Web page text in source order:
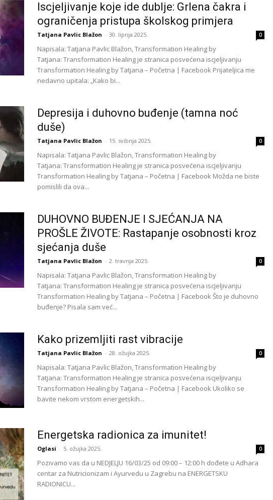
Iscjeljivanje koje ide dublje: Grlena čakra i
ograničenja pristupa školskog primjera
Tatjana Pavlic Blažon - 30. lipnja 2025. 0
Napisala: Tatjana Pavlic Blažon, Transformation Healing by
Tatjana: Transformation Healing je stranica posvećena iscjeljivanju
Transformation Healing by Tatjana – Početna | Facebook Prijateljica me
nedavno upitala: „Kako bi...
Depresija i duhovno buđenje (tamna noć
duše)
Tatjana Pavlic Blažon - 15. svibnja 2025. 0
Napisala: Tatjana Pavlic Blažon, Transformation Healing by
Tatjana: Transformation Healing je stranica posvećena iscjeljivanju
Transformation Healing by Tatjana – Početna | Facebook Možda ne biste
pomislili da ova...
DUHOVNO BUĐENJE I SJEĆANJA NA
PROŠLE ŽIVOTE: Rastapanje osobnosti kroz
sjećanja duše
Tatjana Pavlic Blažon - 2. travnja 2025. 0
Napisala: Tatjana Pavlic Blažon, Transformation Healing by
Tatjana: Transformation Healing je stranica posvećena iscjeljivanju
Transformation Healing by Tatjana – Početna | Facebook Što je duhovno
buđenje? Pisala sam već...
Kako prizemljiti rast vibracije
Tatjana Pavlic Blažon - 28. ožujka 2025. 0
Napisala: Tatjana Pavlic Blažon, Transformation Healing by
Tatjana: Transformation Healing je stranica posvećena iscjeljivanju
Transformation Healing by Tatjana – Početna | Facebook Ukoliko se
bavite nekom vrstom energetskih...
Energetska radionica za imunitet!
Oglasi - 5. ožujka 2025. 0
Pozivamo vas da u NEDJELJU 16/03/25 od 09:00 – 12:00 h dođete u Adhara
centar za Nutricionizam i Ayurvedu u Zagrebu na ENERGETSKU
RADIONICU...